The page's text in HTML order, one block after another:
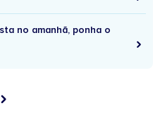
no amanhã, ponha o